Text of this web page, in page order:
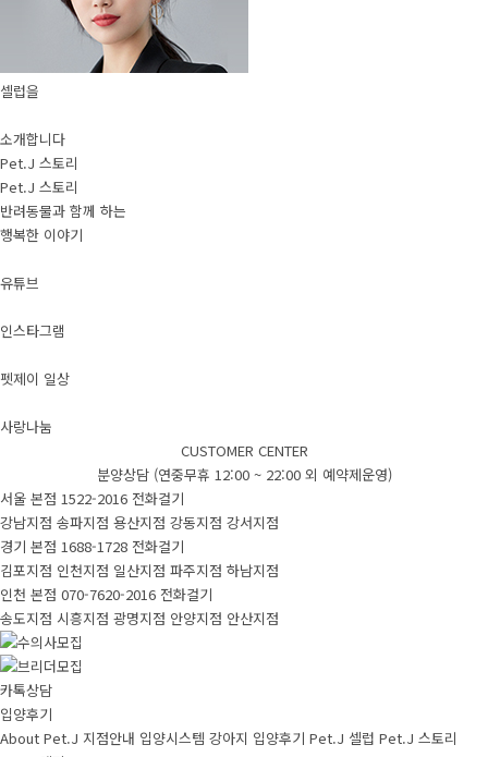
셀럽을
소개합니다
Pet.J 스토리
Pet.J 스토리
반려동물과 함께 하는
행복한 이야기
유튜브
인스타그램
펫제이 일상
사랑나눔
CUSTOMER CENTER
분양상담 (연중무휴 12:00 ~ 22:00 외 예약제운영)
서울 본점 1522-2016 전화걸기
강남지점 송파지점 용산지점 강동지점 강서지점
경기 본점 1688-1728 전화걸기
김포지점 인천지점 일산지점 파주지점 하남지점
인천 본점 070-7620-2016 전화걸기
송도지점 시흥지점 광명지점 안양지점 안산지점
카톡상담
입양후기
About Pet.J 지점안내 입양시스템 강아지 입양후기 Pet.J 셀럽 Pet.J 스토리